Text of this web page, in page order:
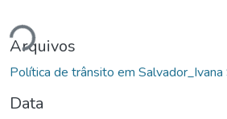
Arquivos
Política de trânsito em
Data